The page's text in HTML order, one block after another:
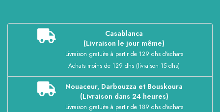
Casablanca
(Livraison le jour même)
Livraison gratuite à partir de 129 dhs d'achats
Achats moins de 129 dhs (livraison 15 dhs)
Nouaceur, Darbouzza et Bouskoura
(Livraison dans 24 heures)
Livraison gratuite à partir de 189 dhs d'achats